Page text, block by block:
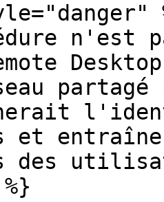
n'est
et
des